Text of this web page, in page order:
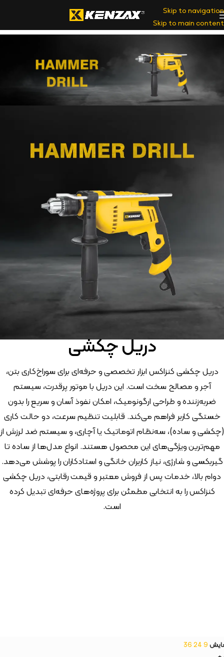
Skip to navigation
Skip to main content
دریل چکشی
دریل چکشی کنزاکس ابزار تخصصی و حرفه‌ای برای سوراخ‌کاری بتن،
آجر و مصالح سخت است. این دریل با موتور پرقدرت، سیستم
ضربه‌زننده و طراحی ارگونومیک، امکان نفوذ آسان و سریع را بدون
خستگی کاربر فراهم می‌کند. قابلیت تنظیم سرعت، دو حالت کاری
(چکشی و ساده)، سه‌نظام اتوماتیک یا آچاری، و سیستم ضد لرزش از
مهم‌ترین ویژگی‌های این محصول هستند. انواع مدل‌ها از ساده تا
گیربکسی و شارژی، نیاز کاربران خانگی و استادکاران را پوشش می‌دهد.
دوام بالا، خدمات پس از فروش معتبر و قیمت رقابتی، دریل چکشی
کنزاکس را به انتخابی مطمئن برای پروژه‌های حرفه‌ای تبدیل کرده
است.
9
24
36